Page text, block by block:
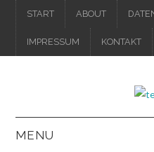
START ABOUT
IMPRESSUM KONTAKT
MENU